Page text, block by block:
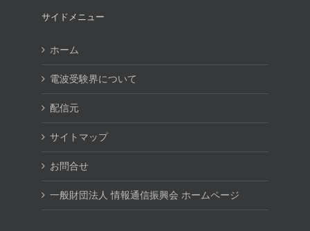
サイドメニュー
ホーム
電波受験界について
配信元
サイトマップ
お問合せ
一般財団法人 情報通信振興会 ホームページ